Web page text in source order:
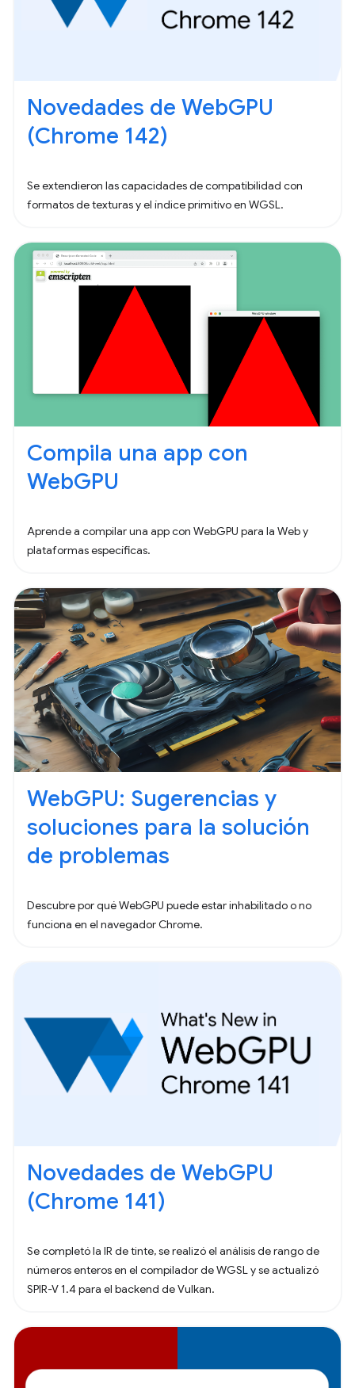
Novedades de WebGPU
(Chrome 142)
Se extendieron las capacidades de compatibilidad con
formatos de texturas y el índice primitivo en WGSL.
Compila una app con
WebGPU
Aprende a compilar una app con WebGPU para la Web y
plataformas específicas.
WebGPU: Sugerencias y
soluciones para la solución
de problemas
Descubre por qué WebGPU puede estar inhabilitado o no
funciona en el navegador Chrome.
Novedades de WebGPU
(Chrome 141)
Se completó la IR de tinte, se realizó el análisis de rango de
números enteros en el compilador de WGSL y se actualizó
SPIR-V 1.4 para el backend de Vulkan.